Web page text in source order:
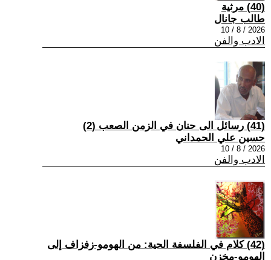
(40) مرثية
طالب جانال
2026 / 8 / 10
الادب والفن
(41) رسائل الى حنان في الزمن الصعب (2)
حسين علي الحمداني
2026 / 8 / 10
الادب والفن
(42) كلام في الفلسفة الحية: من الهومو-زفزاف إلى
الهومو-مخزن